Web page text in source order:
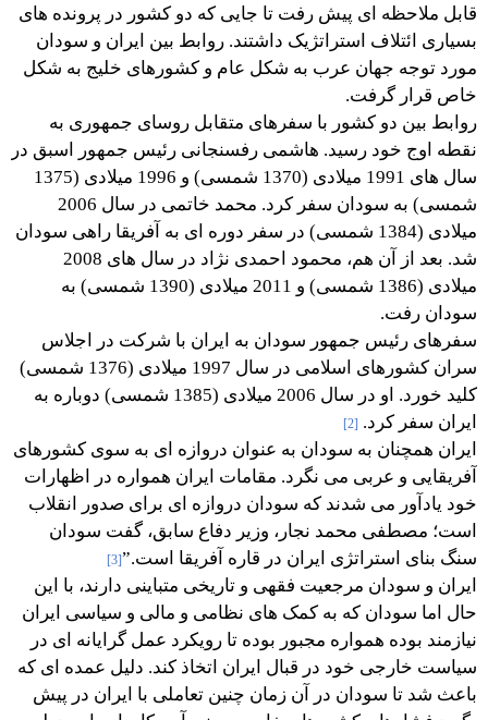
قابل ملاحظه ای پیش رفت تا جایی که دو کشور در پرونده های
بسیاری ائتلاف استراتژیک داشتند. روابط بین ایران و سودان
مورد توجه جهان عرب به شکل عام و کشورهای خلیج به شکل
خاص قرار گرفت.
روابط بین دو کشور با سفرهای متقابل روسای جمهوری به
نقطه اوج خود رسید. هاشمی رفسنجانی رئیس جمهور اسبق در
سال های 1991 میلادی (1370 شمسی) و 1996 میلادی (1375
شمسی) به سودان سفر کرد. محمد خاتمی در سال 2006
میلادی (1384 شمسی) در سفر دوره ای به آفریقا راهی سودان
شد. بعد از آن هم، محمود احمدی نژاد در سال های 2008
میلادی (1386 شمسی) و 2011 میلادی (1390 شمسی) به
سودان رفت.
سفرهای رئیس جمهور سودان به ایران با شرکت در اجلاس
سران کشورهای اسلامی در سال 1997 میلادی (1376 شمسی)
کلید خورد. او در سال 2006 میلادی (1385 شمسی) دوباره به
ایران سفر کرد. [2]
ایران همچنان به سودان به عنوان دروازه ای به سوی کشورهای
آفریقایی و عربی می نگرد. مقامات ایران همواره در اظهارات
خود یادآور می شدند که سودان دروازه ای برای صدور انقلاب
است؛ مصطفی محمد نجار، وزیر دفاع سابق، گفت سودان
سنگ بنای استراتژی ایران در قاره آفریقا است.”[3]
ایران و سودان مرجعیت فقهی و تاریخی متباينی دارند، با این
حال اما سودان که به کمک های نظامی و مالی و سیاسی ایران
نیازمند بوده همواره مجبور بوده تا رویکرد عمل گرایانه ای در
سیاست خارجی خود در قبال ایران اتخاذ کند. دلیل عمده ای که
باعث شد تا سودان در آن زمان چنین تعاملی با ایران در پیش